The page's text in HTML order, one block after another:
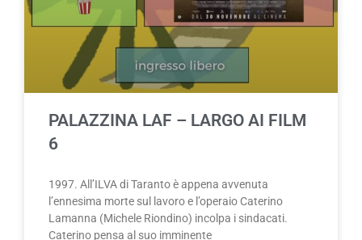
PALAZZINA LAF – LARGO AI FILM
6
1997. All’ILVA di Taranto è appena avvenuta
l’ennesima morte sul lavoro e l’operaio Caterino
Lamanna (Michele Riondino) incolpa i sindacati.
Caterino pensa al suo imminente